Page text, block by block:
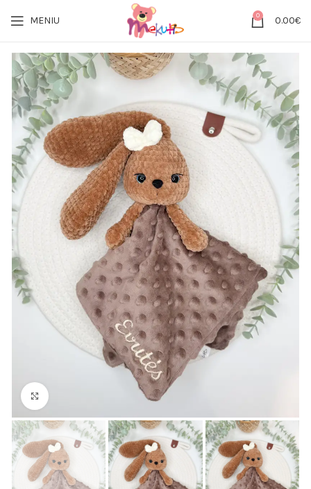
MENIU 0 0.00€